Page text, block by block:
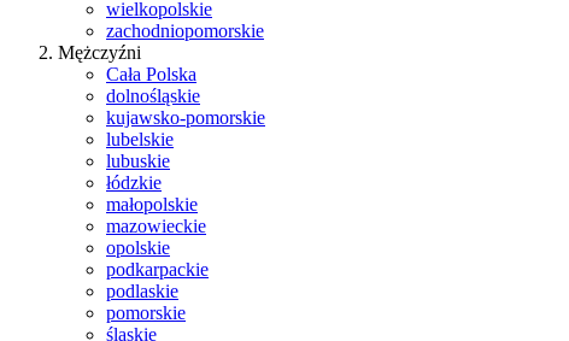
wielkopolskie
zachodniopomorskie
Mężczyźni
Cała Polska
dolnośląskie
kujawsko-pomorskie
lubelskie
lubuskie
łódzkie
małopolskie
mazowieckie
opolskie
podkarpackie
podlaskie
pomorskie
śląskie